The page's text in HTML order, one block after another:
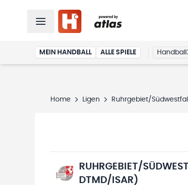
MEIN HANDBALL ALLE SPIELE
Home Ligen Ruhrgebiet/
RUHRGEBIET/
DTMD/ISAR)